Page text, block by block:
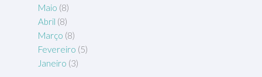
Maio (8)
Abril (8)
Março (8)
Fevereiro (5)
Janeiro (3)